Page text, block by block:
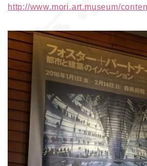
http://www.mori.art.museum/